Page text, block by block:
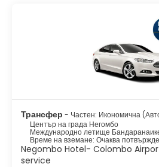
промишленост, с оживени рибни
плажове. Негомбо е най-
е едно от главните туристически
Главното международно летище на
метрополис Негомбо.
Трансфер - Частен: Икономична
Център на града Негомбо
Международно летище
Време на вземане: Очаква
Negombo Hotel- Colombo
service